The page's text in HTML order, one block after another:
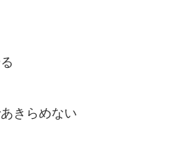
きらめない